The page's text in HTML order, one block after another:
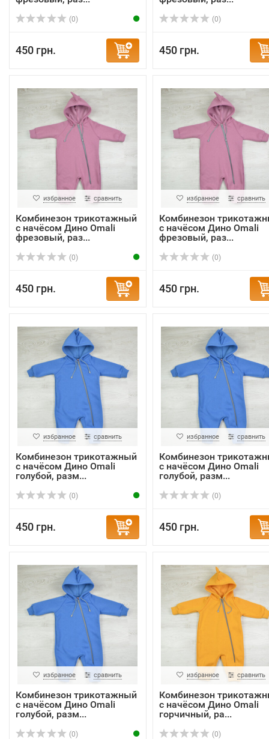
(0)
450 грн.
(0)
450 грн.
избранное сравнить
Комбинезон трикотажный
с начёсом Дино Omali
фрезовый, раз...
(0)
450 грн.
избранное сравнить
Комбинезон
с начёсом Дино Omali
фрезовый, раз...
(0)
450 грн.
избранное сравнить
Комбинезон трикотажный
с начёсом Дино Omali
голубой, разм...
(0)
450 грн.
избранное сравнить
Комбинезон
с начёсом Дино Omali
голубой, разм...
(0)
450 грн.
избранное сравнить
Комбинезон трикотажный
с начёсом Дино Omali
голубой, разм...
(0)
избранное сравнить
Комбинезон
с начёсом Дино Omali
горчичный, ра...
(0)